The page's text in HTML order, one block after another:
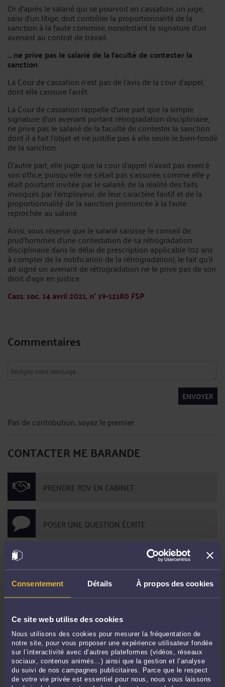
Consentement Détails À propos des cookies
Ce site web utilise des cookies
Nous utilisons des cookies pour mesurer la fréquentation de
notre site, pour vous proposer une expérience utilisateur fondée
sur l’interactivité avec d’autres plateformes (vidéos, réseaux
sociaux, contenus animés…) ainsi que la gestion et l’analyse
du suivi de nos campagnes publicitaires. Parce que le respect
de votre vie privée est essentiel pour nous, nous vous laissons
Or d’après le salarié qui se pourvoit en cassation, un juge,
saisi d’un litige, doit contrôler la proportionnalité de la
sanction à la faute commise, nonobstant la signature d’un
avenant au contrat de travail.
… ne prive pas le salarié de la faculté de contester la
sanction
La Cour de cassation n’est pas de l’avis de la cour d’appel,
dont elle censure l’arrêt.
La Cour de cassation rappelle d’une part que la simple
signature d’un avenant portant rétrogradation disciplinaire,
ne prive pas le salarié de la faculté de contester la sanction
dont il a fait l’objet et ne justifie pas à elle seule le bien-fondé
de la sanction.
D’autre part, elle juge que la cour d’appel n’avait pas exercé
son office, puisqu’elle ne s’était pas s’assurée, comme elle y
était pourtant invitée par le salarié, de la réalité des faits
invoqués par l’employeur, de leur caractère fautif et de la
proportionnalité de la sanction prononcée à la faute
reprochée au salarié.
Ainsi, sous réserve que le salarié saisisse le conseil de
prud’hommes d’une contestation de sa rétrogradation
disciplinaire dans le délai de prescription applicable (02 ans
à compter de la notification de la rétrogradation), le fait qu’il
ait signé un avenant de rétrogradation ne le prive pas de son
droit d’agir en justice.
Cass. soc. 14 avril 2021, n° 19-12180 FSP
Commentaires
ENVOYER
Pas de contribution, soyez le premier
CONTACTER ME BARANDE
PRENDRE RDV EN CABINET
POSER UNE QUESTION ÉCRITE
DERNIÈRES PUBLICATIONS
L'Importance du contradictoire dans la révocation d'un président de SAS.-
16:10
Avis du médecin du travail et délai de recours-Le 7 sept. 2021 à 16:07
Si un exemplaire du mandat n’est pas remis au mandant, la clause
d’exclusivité ou pénale ne pourra pas s’appliquer. -Le 7 sept. 2021 à 16:05